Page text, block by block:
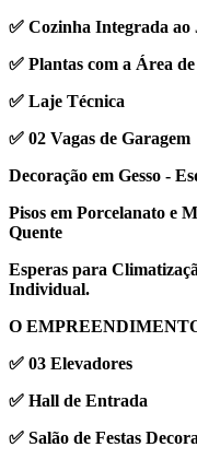
✅ Cozinha Integrada ao
✅ Plantas com a Área
✅ Laje Técnica
✅ 02 Vagas de Garagem
Decoração em Gesso -
Pisos em Porcelanato e
Quente
Esperas para
Individual.
O
✅ 03 Elevadores
✅ Hall de Entrada
✅ Salão de Festas